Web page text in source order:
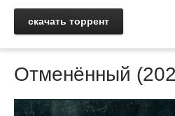
скачать торрент
Отменённый